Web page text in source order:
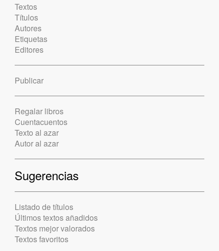
Textos
Títulos
Autores
Etiquetas
Editores
Publicar
Regalar libros
Cuentacuentos
Texto al azar
Autor al azar
Sugerencias
Listado de títulos
Últimos textos añadidos
Textos mejor valorados
Textos favoritos